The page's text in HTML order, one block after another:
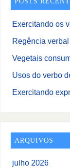
Exercitando os
Regência
Vegetais
Usos do verbo
Exercitando
ARQUIVOS
julho 2026